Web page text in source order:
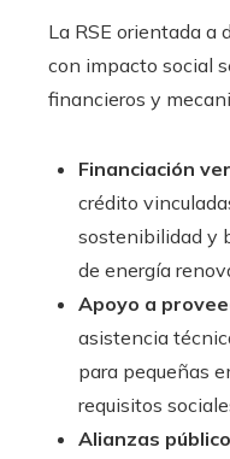
La RSE orientada a
con impacto social
financieros y
Financiación
crédito
sostenibilidad y
de energía
Apoyo a
asistencia
para pequeñas
requisitos
Alianzas